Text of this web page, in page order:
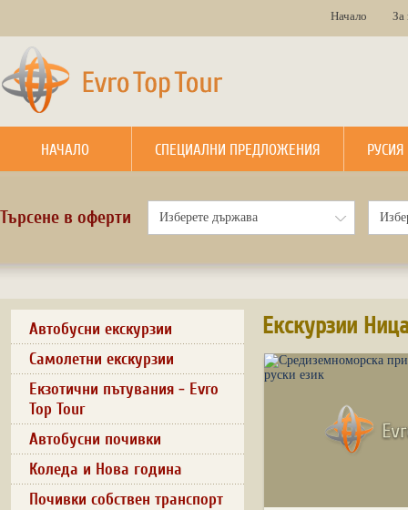
Начало За
НАЧАЛО СПЕЦИАЛНИ ПРЕДЛОЖЕНИЯ РУСИЯ
Търсене в оферти
Автобусни екскурзии
Самолетни екскурзии
Екзотични пътувания - Evro
Top Tour
Автобусни почивки
Коледа и Нова година
Почивки собствен транспорт
Екскурзии